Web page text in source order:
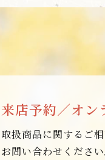
来店予約／オン
取扱商品に関するご
お問い合わせください